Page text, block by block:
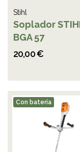
Stihl
Soplador
BGA 57
20,00 €
Con batería